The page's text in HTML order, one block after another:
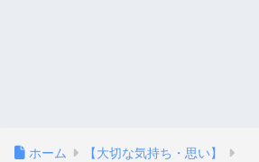
ホーム 【大切な気持ち・思い】